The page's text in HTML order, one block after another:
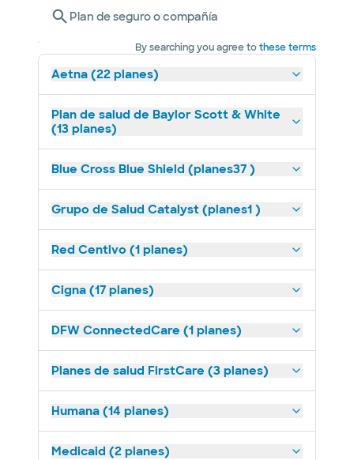
Plan de seguro o compañía
By searching you agree tothese terms
Aetna (22 planes)
Plan de salud de Baylor Scott & White
(13 planes)
Blue Cross Blue Shield (planes37 )
Grupo de Salud Catalyst (planes1 )
Red Centivo (1 planes)
Cigna (17 planes)
DFW ConnectedCare (1 planes)
Planes de salud FirstCare (3 planes)
Humana (14 planes)
Medicaid (2 planes)